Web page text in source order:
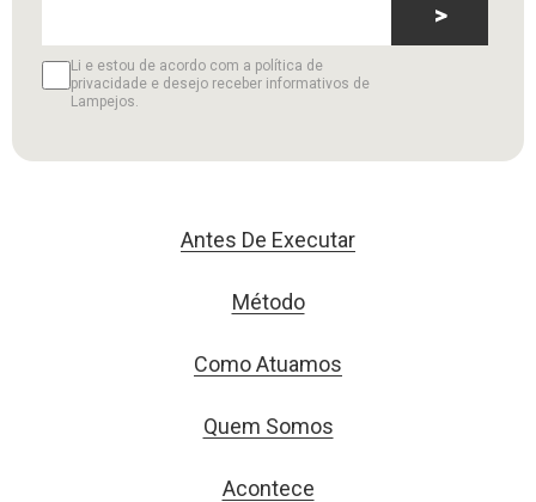
Li e estou de acordo com a política de
privacidade e desejo receber informativos de
Lampejos.
>
Antes De Executar
Método
Como Atuamos
Quem Somos
Acontece